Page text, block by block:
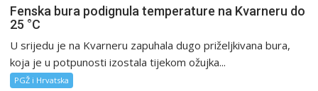
Fenska bura podignula temperature na Kvarneru do
25 °C
U srijedu je na Kvarneru zapuhala dugo priželjkivana bura,
koja je u potpunosti izostala tijekom ožujka...
PGŽ i Hrvatska